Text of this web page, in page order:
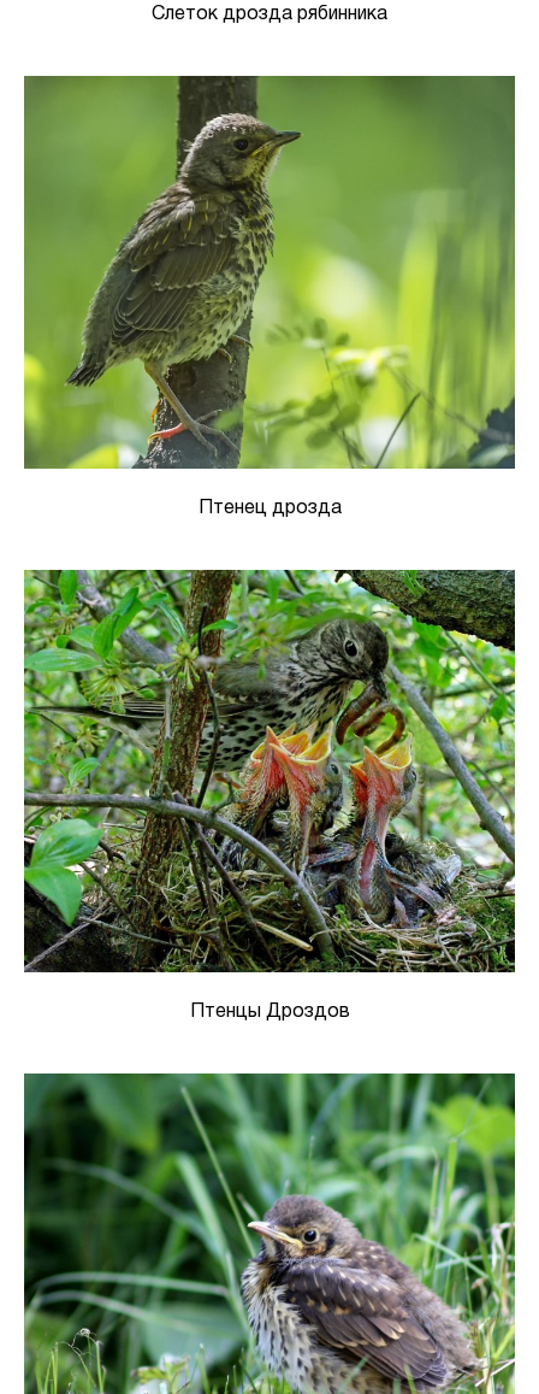
Слеток дрозда рябинника
Птенец дрозда
Птенцы Дроздов